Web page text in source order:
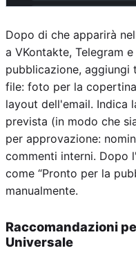
Dopo di che apparirà
a VKontakte, Telegram
pubblicazione, aggiungi
file: foto per la
layout dell'email. Indica
prevista (in modo che
per approvazione:
commenti interni. Dopo
come “Pronto per la
manualmente.
Raccomandazioni
Universale